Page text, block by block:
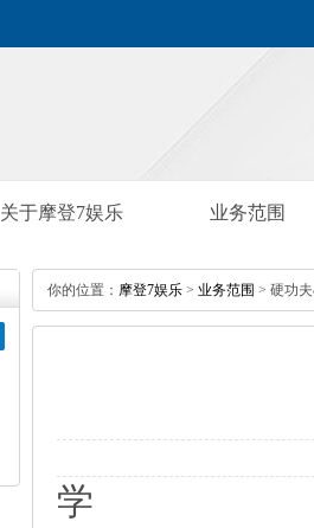
关于摩登7娱乐 业务范围
你的位置： 摩登7娱乐 > 业务范围 >硬功夫
学